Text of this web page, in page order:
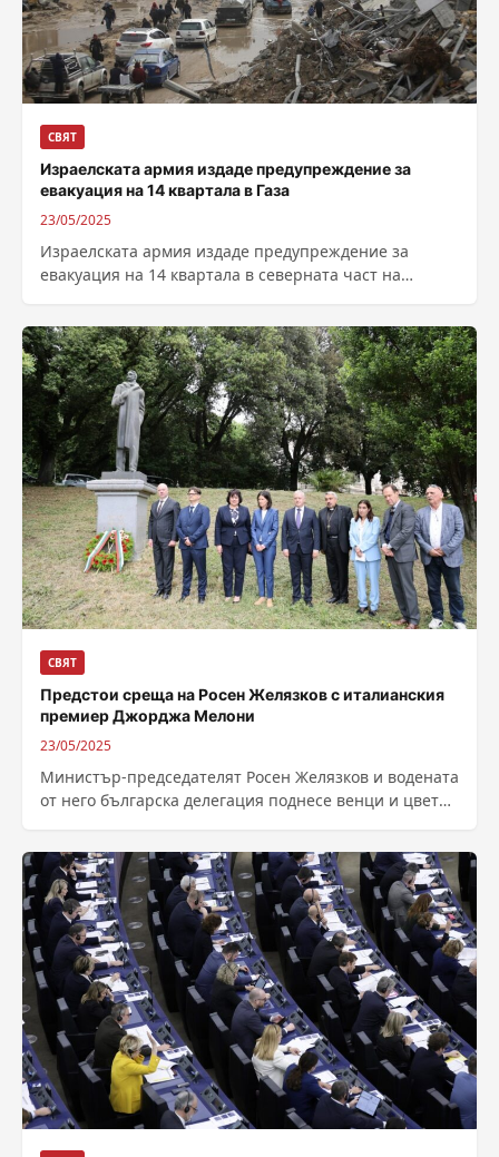
СВЯТ
Израелската армия издаде предупреждение за
евакуация на 14 квартала в Газа
23/05/2025
Израелската армия издаде предупреждение за
евакуация на 14 квартала в северната част на
СВЯТ
Предстои среща на Росен Желязков с италианския
премиер Джорджа Мелони
23/05/2025
Министър-председателят Росен Желязков и водената
от него българска делегация поднесе венци и цветя